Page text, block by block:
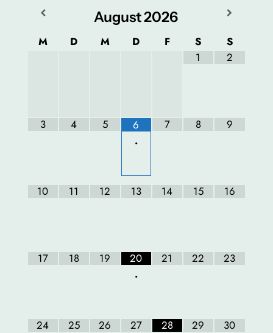
August2026
M D M D F S
S
1
2
3 4 5
6
•
7 8 9
10 11 12 13 14 15 16
17 18 19
20
•
21 22 23
24 25 26 27
28
29 30